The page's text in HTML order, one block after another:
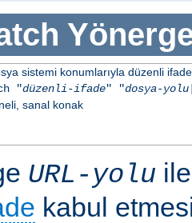
sistemi konumlarıyla düzenli
"düzenli-ifade" "dosya-yolu
sanal konak
URL-yolu
kabul